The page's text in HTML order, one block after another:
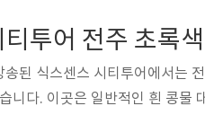
스 시티투어에도 출연한 전주 족
투어 전주 초록
된 식스센스 시티투어에서는
니다. 이곳은 일반적인 흰 콩물